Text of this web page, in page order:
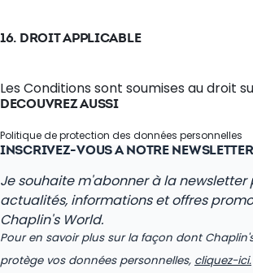
16. DROIT APPLICABLE
Les Conditions sont soumises au droit
DÉCOUVREZ AUSSI
Politique de protection des données personnelles
INSCRIVEZ-VOUS À NOTRE NEWSLETTER
Je souhaite m'abonner à la newsletter
actualités, informations et offres
Chaplin's World.
Pour en savoir plus sur la façon dont
protège vos données personnelles, cliquez-ici.